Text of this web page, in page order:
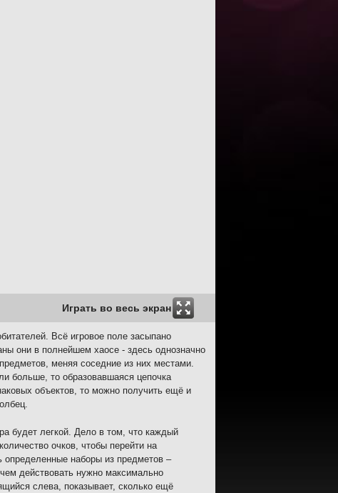
Играть во весь экран
Всё игровое поле засыпано
они в полнейшем хаосе - здесь однозначно
меняя соседние из них местами.
больше, то образовавшаяся цепочка
объектов, то можно получить ещё и
будет легкой. Дело в том, что каждый
очков, чтобы перейти на
наборы из предметов –
действовать нужно максимально
слева, показывает, сколько ещё